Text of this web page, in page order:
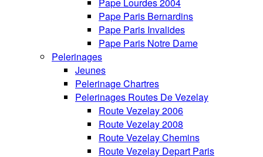
Pape Lourdes 2004
Pape Paris Bernardins
Pape Paris Invalides
Pape Paris Notre Dame
Pelerinages
Jeunes
Pelerinage Chartres
Pelerinages Routes De Vezelay
Route Vezelay 2006
Route Vezelay 2008
Route Vezelay Chemins
Route Vezelay Depart Paris